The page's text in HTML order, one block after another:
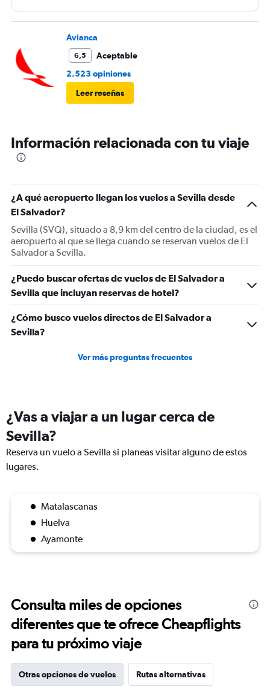
Avianca
6,5
Aceptable
2.523 opiniones
Leer reseñas
Información relacionada con tu viaje
¿A qué aeropuerto llegan los vuelos a Sevilla desde
El Salvador?
Sevilla (SVQ), situado a 8,9 km del centro de la ciudad, es el
aeropuerto al que se llega cuando se reservan vuelos de El
Salvador a Sevilla.
¿Puedo buscar ofertas de vuelos de El Salvador a
Sevilla que incluyan reservas de hotel?
¿Cómo busco vuelos directos de El Salvador a
Sevilla?
Ver más preguntas frecuentes
¿Vas a viajar a un lugar cerca de
Sevilla?
Reserva un vuelo a Sevilla si planeas visitar alguno de estos
lugares.
Matalascanas
Huelva
Ayamonte
Consulta miles de opciones
diferentes que te ofrece Cheapflights
para tu próximo viaje
Otras opciones de vuelos Rutas alternativas